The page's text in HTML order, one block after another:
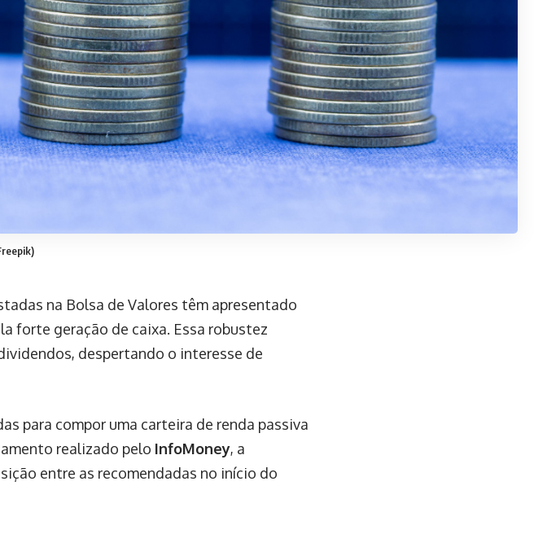
na Bolsa de Valores têm apresentado
forte geração de caixa. Essa robustez
despertando o interesse de
para compor uma carteira de renda passiva
realizado pelo InfoMoney, a
entre as recomendadas no início do